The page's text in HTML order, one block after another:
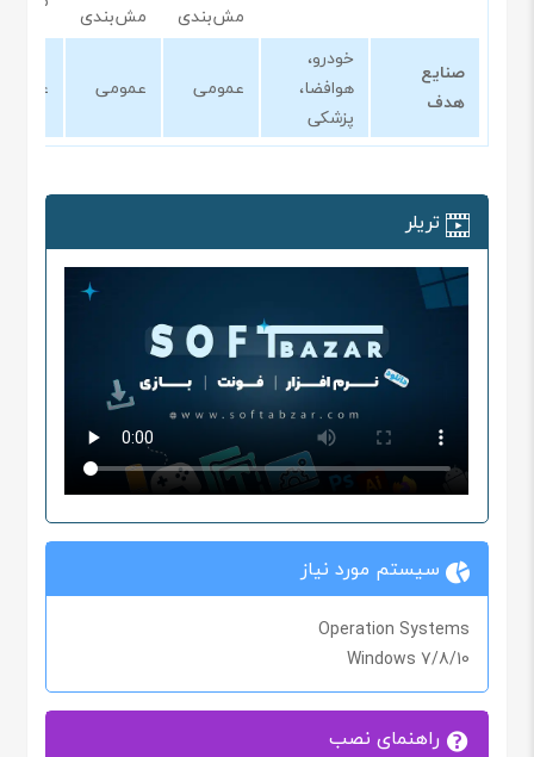
مش‌بندی
مش‌بندی
صنایع
هدف
خودرو،
هوافضا،
پزشکی
عمومی عمومی
تریلر
سیستم مورد نیاز
Operation Systems
Windows 7/8/10
راهنمای نصب